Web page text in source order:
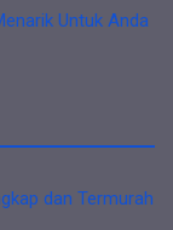
Untuk Anda
dan Termurah